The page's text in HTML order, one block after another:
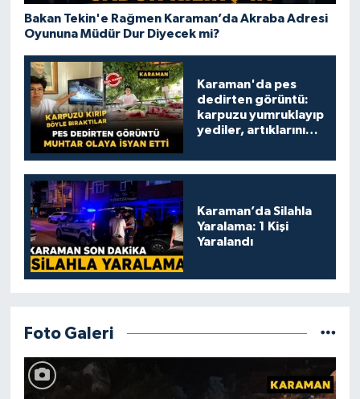
Bakan Tekin'e Rağmen Karaman’da Akraba Adresi
Oyununa Müdür Dur Diyecek mi?
Karaman'da pes
dedirten görüntü:
karpuzu yumruklayıp
yediler, artıklarını
Karaman’da Silahla
Yaralama: 1 Kişi
Yaralandı
Foto Galeri